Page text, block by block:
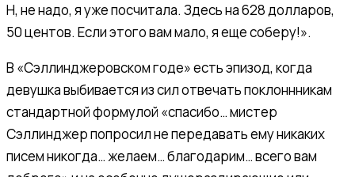
Н, не надо, я уже посчитала. Здесь на 628 долларов,
50 центов. Если этого вам мало, я еще соберу!».
В «Сэллинджеровском годе» есть эпизод, когда
девушка выбивается из сил отвечать поклоннникам
стандартной формулой «спасибо… мистер
Сэллинджер попросил не передавать ему никаких
писем никогда… желаем… благодарим… всего вам